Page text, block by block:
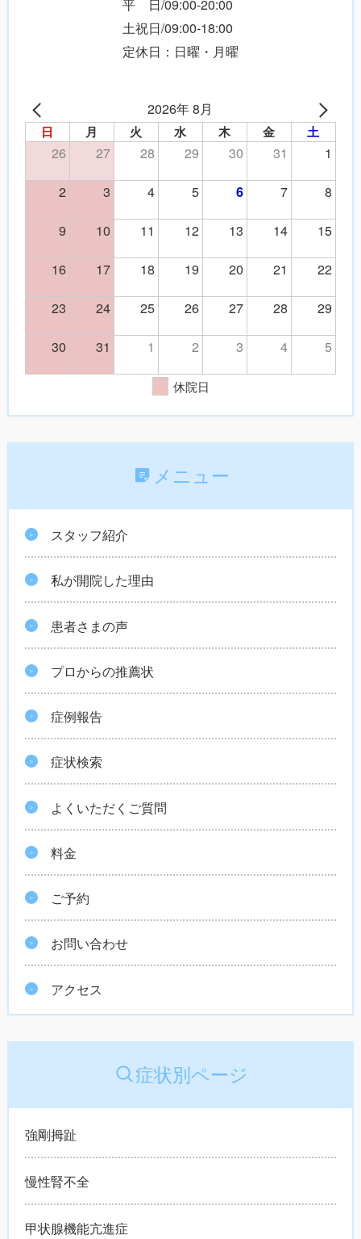
土祝日/09:00-18:00
定休日：日曜・月曜
2026年 8月
日 月 火 水 木 金 土
26 27 28 29 30 31
1
2
3 4 5 6 7
8
9
10 11 12 13 14
15
16
17 18 19 20 21
22
23
24 25 26 27 28
29
30
31 1 2 3 4 5
休院日
メニュー
スタッフ紹介
私が開院した理由
患者さまの声
プロからの推薦状
症例報告
症状検索
よくいただくご質問
料金
ご予約
お問い合わせ
アクセス
症状別ページ
強剛拇趾
慢性腎不全
甲状腺機能亢進症